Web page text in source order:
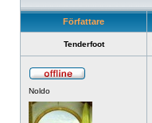
Författare
Tenderfoot
Noldo